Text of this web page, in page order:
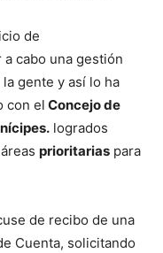
de
cabo una gestión
gente y así lo ha
con el Concejo de
logrados
prioritarias para
de recibo de una
Cuenta, solicitando